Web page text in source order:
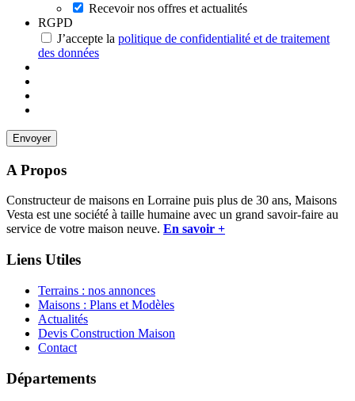
Recevoir nos offres et actualités
RGPD
J’accepte la politique de confidentialité et de traitement
des données
A Propos
Constructeur de maisons en Lorraine puis plus de 30 ans, Maisons
Vesta est une société à taille humaine avec un grand savoir-faire au
service de votre maison neuve. En savoir +
Liens Utiles
Terrains : nos annonces
Maisons : Plans et Modèles
Actualités
Devis Construction Maison
Contact
Départements